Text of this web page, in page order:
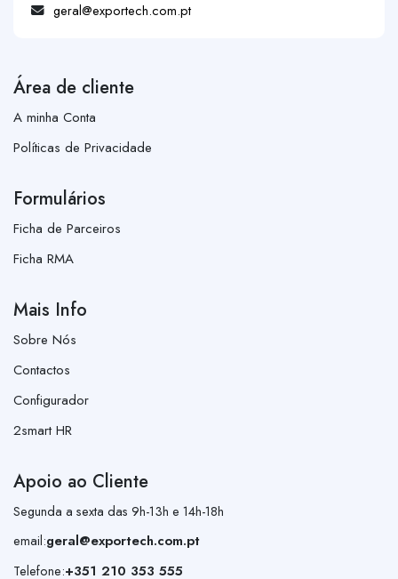
geral@exportech.com.pt
Área de cliente
A minha Conta
Políticas de Privacidade
Formulários
Ficha de Parceiros
Ficha RMA
Mais Info
Sobre Nós
Contactos
Configurador
2smart HR
Apoio ao Cliente
Segunda a sexta das 9h-13h e 14h-18h
email:geral@exportech.com.pt
Telefone:+351 210 353 555